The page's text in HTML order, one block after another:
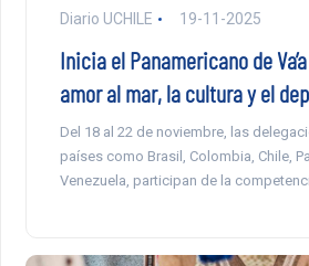
Diario UCHILE 19-11-2025
Inicia el Panamericano de
amor al mar, la cultura y el
Del 18 al 22 de noviembre, las
países como Brasil, Colombia, Chile,
Venezuela, participan de la